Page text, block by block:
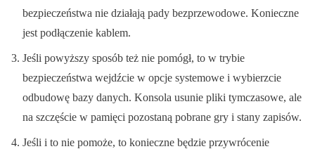
bezpieczeństwa nie działają pady bezprzewodowe. Konieczne
jest podłączenie kablem.
Jeśli powyższy sposób też nie pomógł, to w trybie
bezpieczeństwa wejdźcie w opcje systemowe i wybierzcie
odbudowę bazy danych. Konsola usunie pliki tymczasowe, ale
na szczęście w pamięci pozostaną pobrane gry i stany zapisów.
Jeśli i to nie pomoże, to konieczne będzie przywrócenie